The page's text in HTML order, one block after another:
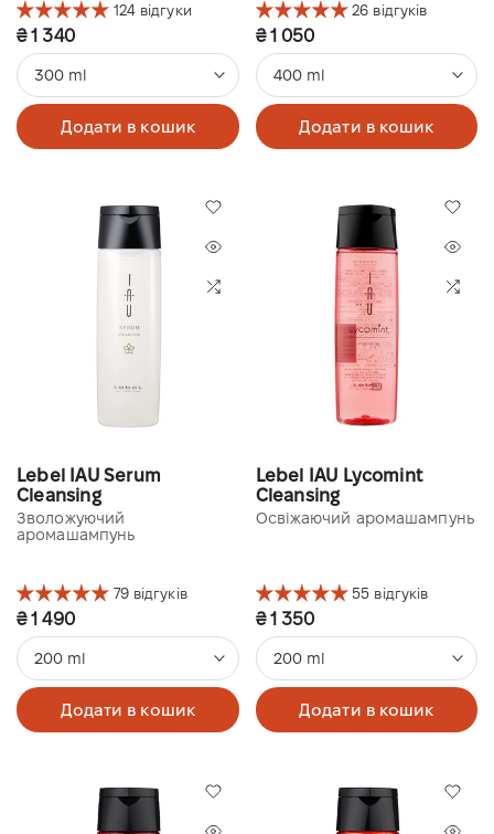
124 відгуки
₴ 1 340
300 ml
Додати в кошик
26 відгуків
₴ 1 050
400 ml
Додати в кошик
Lebel IAU Serum
Cleansing
Зволожуючий
аромашампунь
79 відгуків
₴ 1 490
200 ml
Додати в кошик
Lebel IAU Lycomint
Cleansing
Освіжаючий аромашампунь
55 відгуків
₴ 1 350
200 ml
Додати в кошик